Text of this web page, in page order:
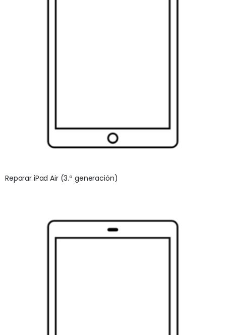
Reparar iPad Air (3.ª generación)